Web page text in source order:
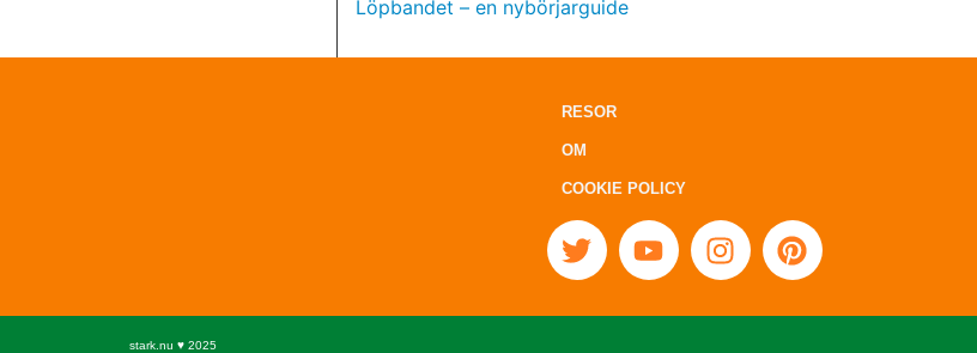
Löpbandet – en nybörjarguide
RESOR
OM
COOKIE POLICY
stark.nu ♥ 2025